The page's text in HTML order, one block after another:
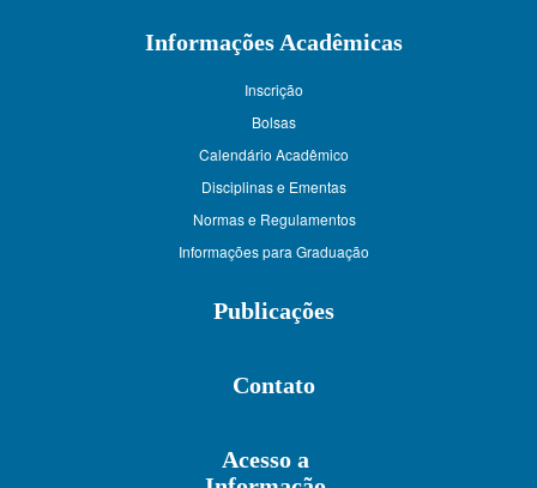
Informações Acadêmicas
Inscrição
Bolsas
Calendário Acadêmico
Disciplinas e Ementas
Normas e Regulamentos
Informações para Graduação
Publicações
Contato
Acesso a